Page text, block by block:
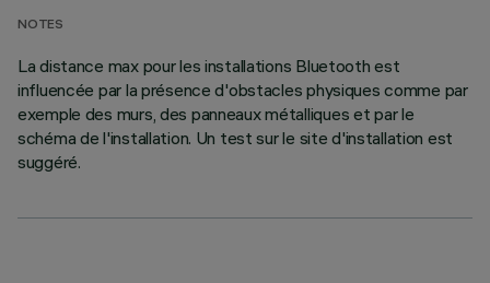
NOTES
La distance max pour les installations Bluetooth est
influencée par la présence d'obstacles physiques comme par
exemple des murs, des panneaux métalliques et par le
schéma de l'installation. Un test sur le site d'installation est
suggéré.